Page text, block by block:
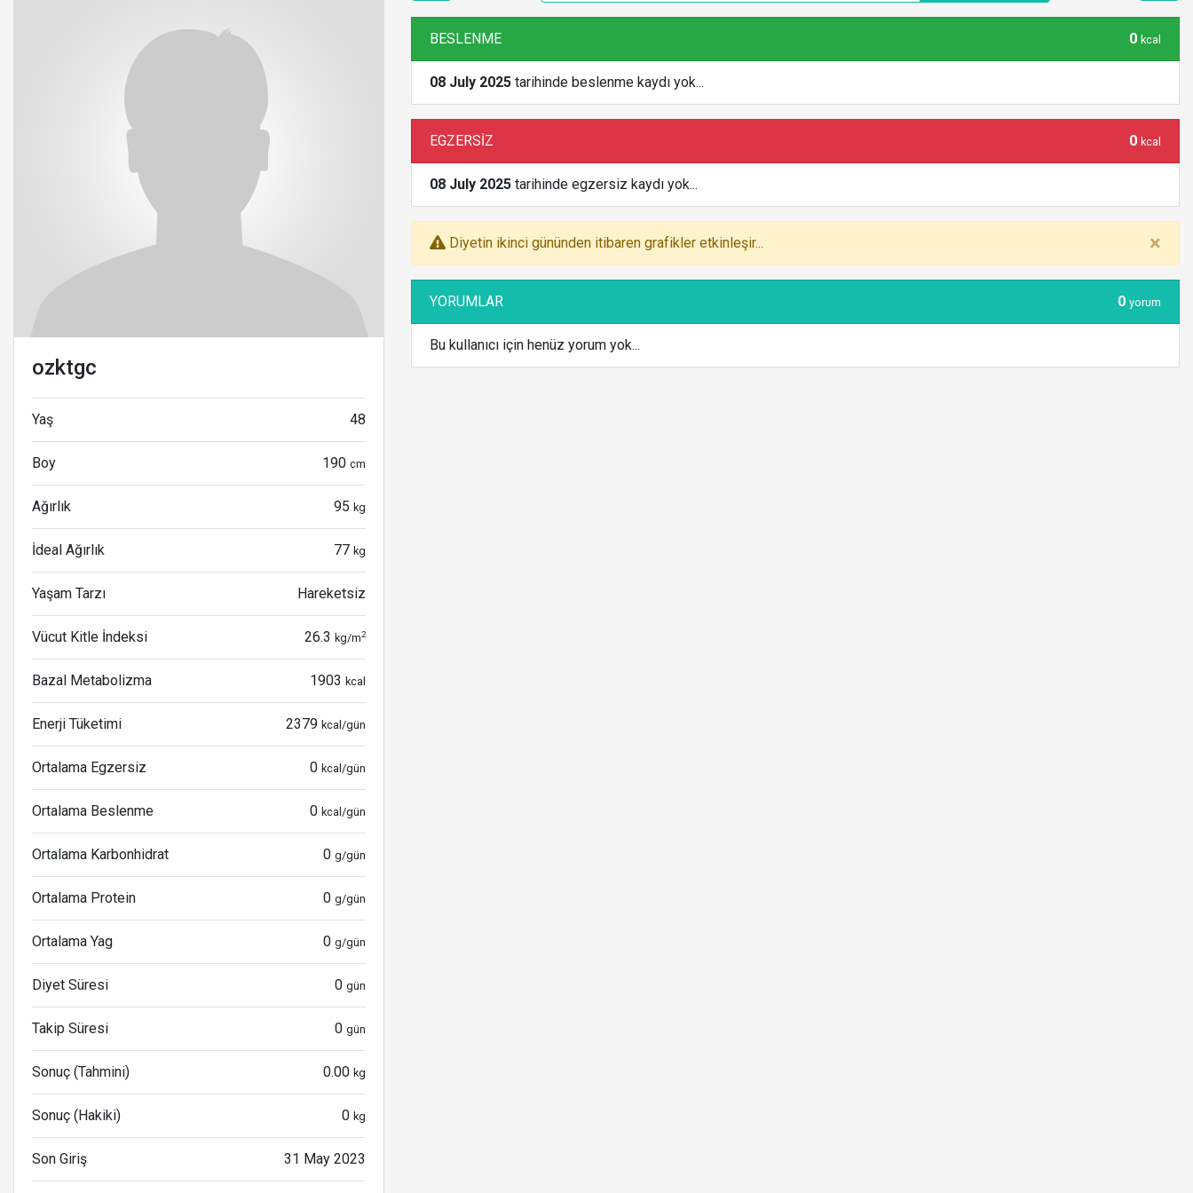
ozktgc
Yaş 48
Boy 190 cm
Ağırlık 95 kg
İdeal Ağırlık 77 kg
Yaşam Tarzı Hareketsiz
Vücut Kitle İndeksi 26.3 kg/m2
Bazal Metabolizma 1903 kcal
Enerji Tüketimi 2379 kcal/gün
Ortalama Egzersiz 0 kcal/gün
Ortalama Beslenme 0 kcal/gün
Ortalama Karbonhidrat 0 g/gün
Ortalama Protein 0 g/gün
Ortalama Yag 0 g/gün
Diyet Süresi 0 gün
Takip Süresi 0 gün
Sonuç (Tahmini) 0.00 kg
Sonuç (Hakiki) 0 kg
Son Giriş 31 May 2023
BESLENME 0 kcal
08 July 2025 tarihinde beslenme kaydı yok...
EGZERSİZ 0 kcal
08 July 2025 tarihinde egzersiz kaydı yok...
Diyetin ikinci gününden itibaren grafikler etkinleşir... ×
YORUMLAR 0 yorum
Bu kullanıcı için henüz yorum yok...